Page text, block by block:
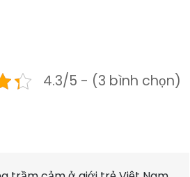
4.3/5 - (3 bình chọn)